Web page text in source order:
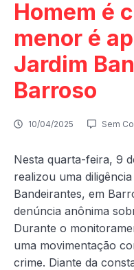
Homem é
menor é
Jardim
Barroso
10/04/2025 Sem
Nesta quarta-feira, 9
realizou uma
Bandeirantes, em
denúncia anônima
Durante o
uma movimentação
crime. Diante da